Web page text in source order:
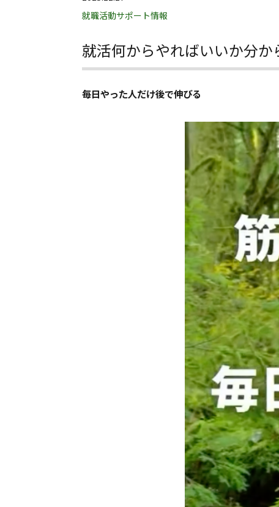
就職活動サポート情報
就活何からやればいいか分
毎日やった人だけ後で伸びる